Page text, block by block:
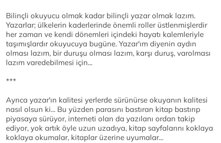
Bilinçli okuyucu olmak kadar bilinçli yazar olmak lazım.
Yazarlar; ülkelerin kaderlerinde önemli roller üstlenmişlerdir
her zaman ve kendi dönemleri içindeki hayatı kalemleriyle
taşımışlardır okuyucuya bugüne. Yazar'ım diyenin aydın
olması lazım, bir duruşu olması lazım, karşı duruş, varolması
lazım varedebilmesi için...
***
Ayrıca yazar'ın kalitesi yerlerde sürünürse okuyanın kalitesi
nasıl olsun ki... Bu yüzden parasını bastıran kitap bastırıp
piyasaya sürüyor, interneti olan da yazılanı ordan takip
ediyor, yok artık öyle uzun uzadıya, kitap sayfalarını koklaya
koklaya okumalar, kitaplar üzerine uyumalar...